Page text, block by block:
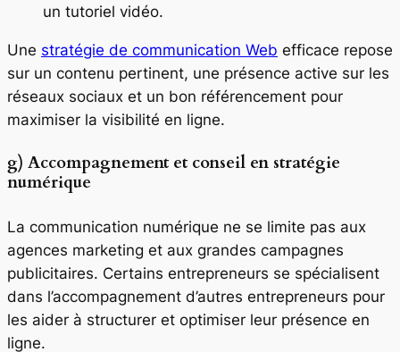
un tutoriel vidéo.
Une stratégie de communication Web efficace repose
sur un contenu pertinent, une présence active sur les
réseaux sociaux et un bon référencement pour
maximiser la visibilité en ligne.
g) Accompagnement et conseil en stratégie
numérique
La communication numérique ne se limite pas aux
agences marketing et aux grandes campagnes
publicitaires. Certains entrepreneurs se spécialisent
dans l’accompagnement d’autres entrepreneurs pour
les aider à structurer et optimiser leur présence en
ligne.